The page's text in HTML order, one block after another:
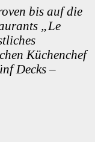
bis auf die
„Le
Küchenchef
Decks –